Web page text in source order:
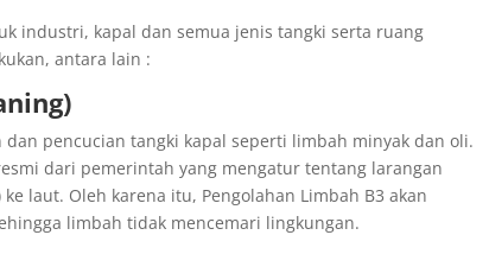
industri, kapal dan semua jenis tangki serta ruang
antara lain :
pencucian tangki kapal seperti limbah minyak dan oli.
dari pemerintah yang mengatur tentang larangan
laut. Oleh karena itu, Pengolahan Limbah B3 akan
limbah tidak mencemari lingkungan.